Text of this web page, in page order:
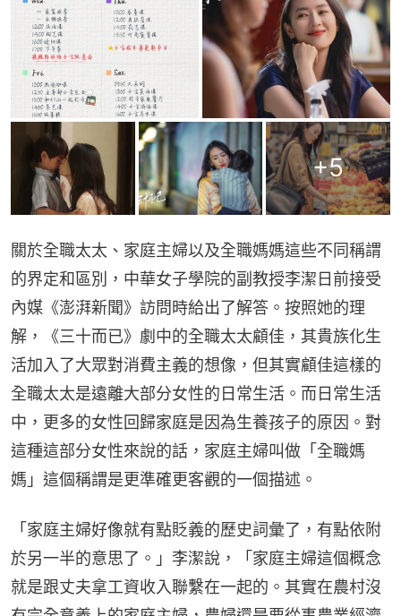
+5
關於全職太太、家庭主婦以及全職媽媽這些不同稱謂
的界定和區別，中華女子學院的副教授李潔日前接受
內媒《澎湃新聞》訪問時給出了解答。按照她的理
解，《三十而已》劇中的全職太太顧佳，其貴族化生
活加入了大眾對消費主義的想像，但其實顧佳這樣的
全職太太是遠離大部分女性的日常生活。而日常生活
中，更多的女性回歸家庭是因為生養孩子的原因。對
這種這部分女性來說的話，家庭主婦叫做「全職媽
媽」這個稱謂是更準確更客觀的一個描述。
「家庭主婦好像就有點貶義的歷史詞彙了，有點依附
於另一半的意思了。」李潔說，「家庭主婦這個概念
就是跟丈夫拿工資收入聯繫在一起的。其實在農村沒